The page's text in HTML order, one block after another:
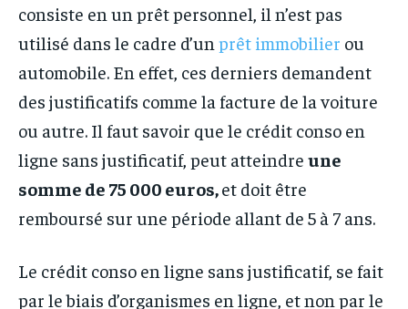
consiste en un prêt personnel, il n’est pas
utilisé dans le cadre d’un prêt immobilier ou
automobile. En effet, ces derniers demandent
des justificatifs comme la facture de la voiture
ou autre. Il faut savoir que le crédit conso en
ligne sans justificatif, peut atteindre une
somme de 75 000 euros,et doit être
remboursé sur une période allant de 5 à 7 ans.
Le crédit conso en ligne sans justificatif, se fait
par le biais d’organismes en ligne, et non par le